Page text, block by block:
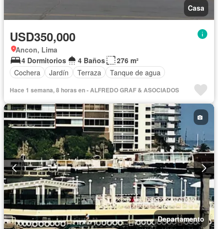
Casa
USD350,000
Ancon, Lima
4 Dormitorios
4 Baños
276 m²
Cochera
Jardín Terraza Tanque de agua
Hace 1 semana, 8 horas en - ALFREDO GRAF & ASOCIADOS
Departamento